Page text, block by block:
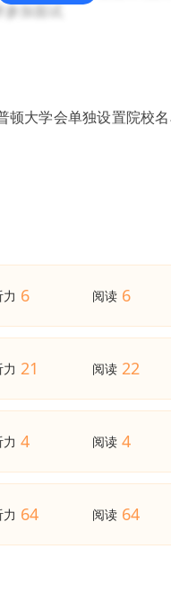
参加面试
大学会单独设置院校
6 阅读 6
21 阅读 22
4 阅读 4
64 阅读 64